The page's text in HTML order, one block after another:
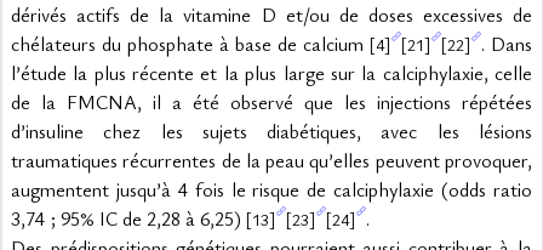
dérivés actifs de la vitamine D et/ou de doses excessives de
chélateurs du phosphate à base de calcium [4] [21] [22] . Dans
l’étude la plus récente et la plus large sur la calciphylaxie, celle
de la FMCNA, il a été observé que les injections répétées
d’insuline chez les sujets diabétiques, avec les lésions
traumatiques récurrentes de la peau qu’elles peuvent provoquer,
augmentent jusqu’à 4 fois le risque de calciphylaxie (odds ratio
3,74 ; 95% IC de 2,28 à 6,25) [13] [23] [24] .